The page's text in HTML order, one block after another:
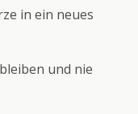
in ein neues
und nie